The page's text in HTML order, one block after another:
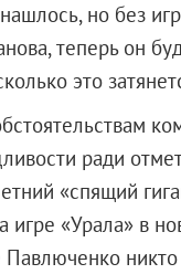
но без
теперь он
это
ради
«спящий
игре «Урала» в
Павлюченко